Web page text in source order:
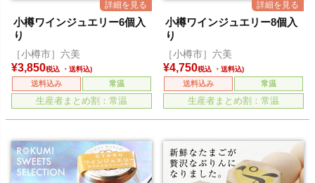
小樽ワインジュエリー6個入
り
［小樽市］六美
¥3,850税込
送料込み 常温
生産者まとめ割：常温
小樽ワインジュエリー8個入
り
［小樽市］六美
¥4,750税込
送料込み 常温
生産者まとめ割：常温